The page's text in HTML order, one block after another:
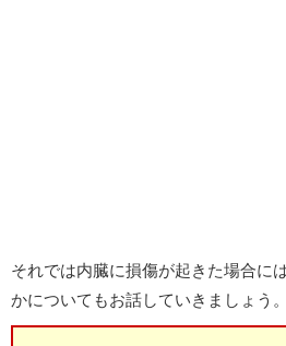
それでは内臓に損傷が起きた場合に
かについてもお話していきましょう。